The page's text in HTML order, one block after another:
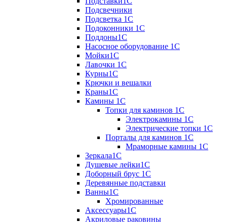
Подсвечники
Подсветка 1С
Подоконники 1С
Поддоны1С
Насосное оборудование 1С
Мойки1С
Лавочки 1С
Курны1С
Крючки и вешалки
Краны1С
Камины 1C
Топки для каминов 1C
Электрокамины 1С
Электрические топки 1C
Порталы для каминов 1С
Мраморные камины 1C
Зеркала1С
Душевые лейки1С
Доборный брус 1С
Деревянные подставки
Ванны1С
Хромированные
Аксессуары1С
Акриловые раковины